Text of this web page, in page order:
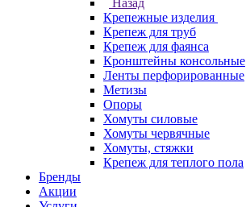
Назад
Крепежные изделия
Крепеж для труб
Крепеж для фаянса
Кронштейны консольные
Ленты перфорированные
Метизы
Опоры
Хомуты силовые
Хомуты червячные
Хомуты, стяжки
Крепеж для теплого пола
Бренды
Акции